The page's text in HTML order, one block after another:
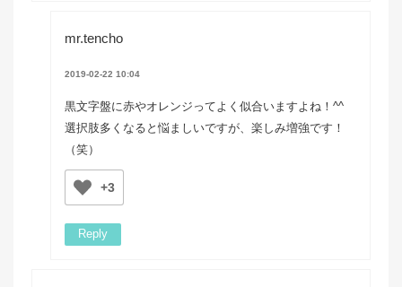
mr.tencho
2019-02-22 10:04
黒文字盤に赤やオレンジってよく似合いますよね！^^
選択肢多くなると悩ましいですが、楽しみ増強です！
（笑）
+3
Reply